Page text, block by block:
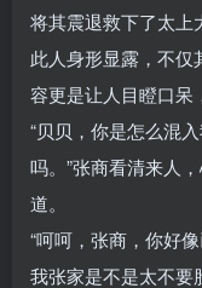
将其震退救下了太上
此人身形显露，不
容更是让人目瞪口呆
“贝贝，你是怎么混
吗。”张商看清来人
道。
“呵呵，张商，你好
我张家是不是太不要